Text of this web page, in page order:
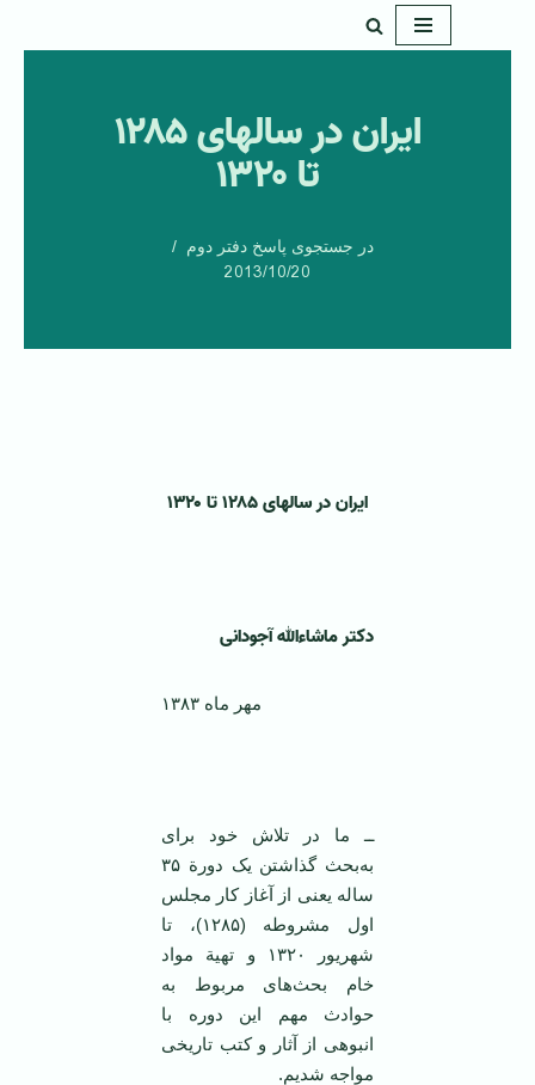
ایران در سالهای ۱۲۸۵
تا ۱۳۲۰
در جستجوی پاسخ دفتر دوم
2013/10/20
ایران در سالهای ۱۲۸۵ تا ۱۳۲۰
دکتر ماشاءالله آجودانی
مهر ماه ۱۳۸۳
ــ ما در تلاش خود برای
به‌بحث گذاشتن یک دورة ۳۵
ساله یعنی از آغاز کار مجلس
اول مشروطه (۱۲۸۵)، تا
شهریور ۱۳۲۰ و تهیة مواد
خام بحث‌های مربوط به
حوادث مهم این دوره با
انبوهی از آثار و کتب تاریخی
مواجه شدیم.